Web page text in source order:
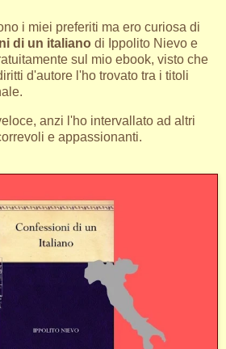
i miei preferiti ma ero curiosa di
di un italiano di Ippolito Nievo e
sul mio ebook, visto che
d'autore l'ho trovato tra i titoli
anzi l'ho intervallato ad altri
e appassionanti.